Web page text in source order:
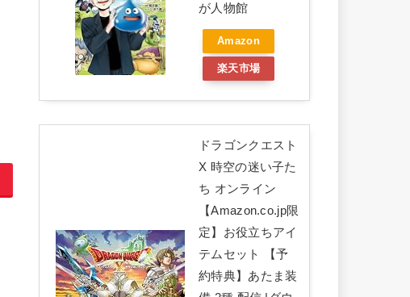
が人物館
Amazon
楽天市場
ドラゴンクエスト
X 時空の迷い子た
ち オンライン
【Amazon.co.jp限
定】お役立ちアイ
テムセット 【予
約特典】あたま装